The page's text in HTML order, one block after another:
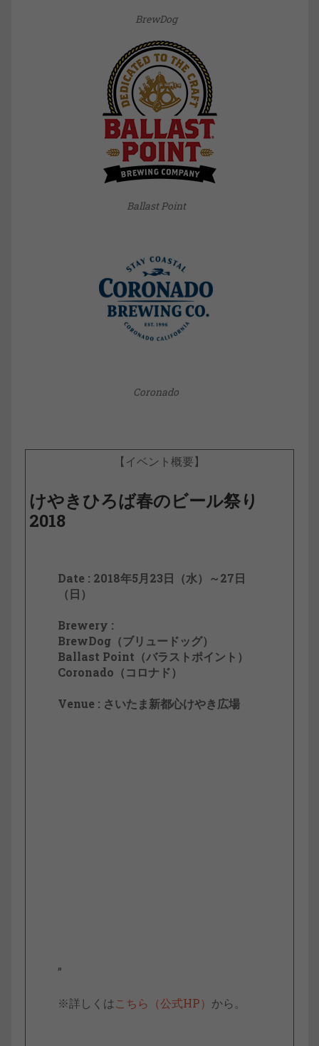
BrewDog
Ballast Point
Coronado
【イベント概要】
けやきひろば春のビール祭り
2018
Date : 2018年5月23日（水）～27日
（日）
Brewery :
BrewDog（ブリュードッグ）
Ballast Point（バラストポイント）
Coronado（コロナド）
Venue : さいたま新都心けやき広場
”
※詳しくはこちら（公式HP） から。